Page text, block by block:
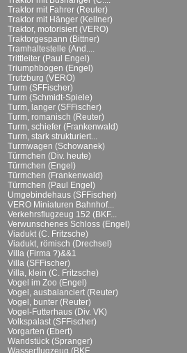
Traktor mit Fahrer (Reuter)
Traktor mit Hänger (Kellner)
Traktor, motorisiert (VERO)
Traktorgespann (Bittner)
Tramhaltestelle (And....
Trittleiter (Paul Engel)
Triumphbogen (Engel)
Trutzburg (VERO)
Turm (SFFischer)
Turm (Schmidt-Spiele)
Turm, langer (SFFischer)
Turm, romanisch (Reuter)
Turm, schiefer (Frankenwald)
Turm, stark strukturiert...
Turmwagen (Schowanek)
Türmchen (Div. heute)
Türmchen (Engel)
Türmchen (Frankenwald)
Türmchen (Paul Engel)
Umgebindehaus (SFFischer)
VERO Miniaturen Bahnhof...
Verkehrsflugzeug 152 (BKF...
Verwunschenes Schloss (Engel)
Viadukt (C. Fritzsche)
Viadukt, römisch (Drechsel)
Villa (Firma ?)&&1
Villa (SFFischer)
Villa, klein (C. Fritzsche)
Vogel im Zoo (Engel)
Vogel, ausbalanciert (Reuter)
Vogel, bunter (Reuter)
Vogel-Futterhaus (Div. VK)
Volkspalast (SFFischer)
Vorgarten (Ebert)
Wandstück (Spranger)
Wasserflugzeug (BKF